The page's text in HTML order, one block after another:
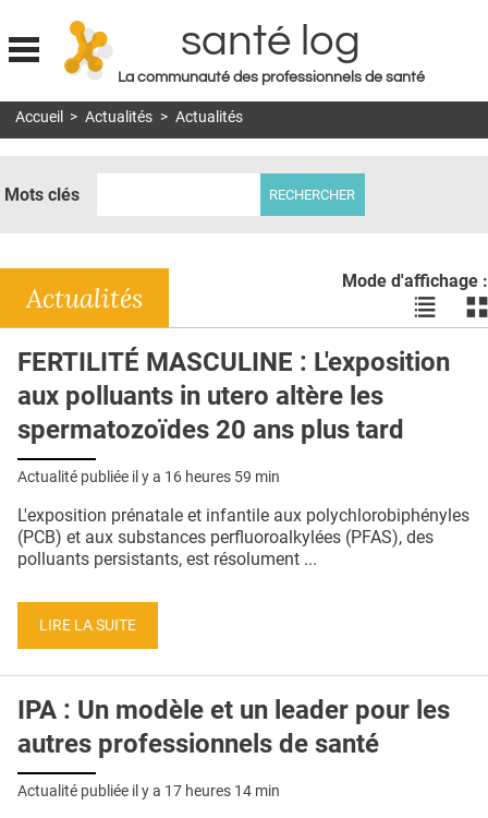
Jump to navigation
santé log
La communauté des professionnels de santé
MON COMPTE
DOSSIERS
RÉSEAUX
E-REVUE SAD
L'APP
PUBLICITÉ
CONTACT
Accueil > Actualités > Actualités
Mots clés
Mode d'affichage :
Voir
les
en
les
Actualités
FERTILITÉ MASCULINE : L'exposition
aux polluants in utero altère les
spermatozoïdes 20 ans plus tard
Actualité publiée il y a 16 heures 59 min
L'exposition prénatale et infantile aux polychlorobiphényles
(PCB) et aux substances perfluoroalkylées (PFAS), des
polluants persistants, est résolument ...
LIRE LA SUITE
IPA : Un modèle et un leader pour les
autres professionnels de santé
Actualité publiée il y a 17 heures 14 min